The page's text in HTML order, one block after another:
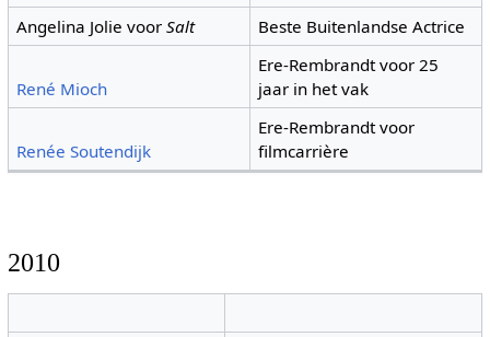
Angelina Jolie voorSalt Beste Buitenlandse Actrice
René Mioch
Ere-Rembrandt voor 25
jaar in het vak
Renée Soutendijk
Ere-Rembrandt voor
filmcarrière
2010